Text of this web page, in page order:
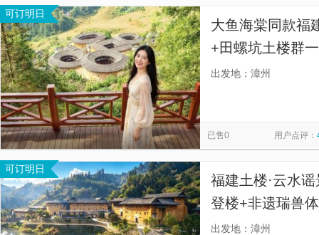
可订明日
大鱼海棠同款福
+田螺坑土楼群
旅行社，土楼专
出发地：漳州
已售0 用户点评：
可订明日
福建土楼·云水
登楼+非遗瑞兽
区均有安排景区
出发地：漳州